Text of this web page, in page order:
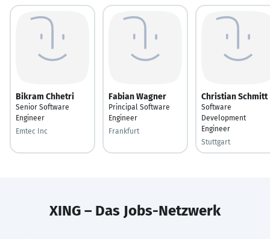
Bikram Chhetri
Senior Software
Engineer
Emtec Inc
Fabian Wagner
Principal Software
Engineer
Frankfurt
Christian Schmitt
Software
Development
Engineer
Stuttgart
XING – Das Jobs-Netzwerk